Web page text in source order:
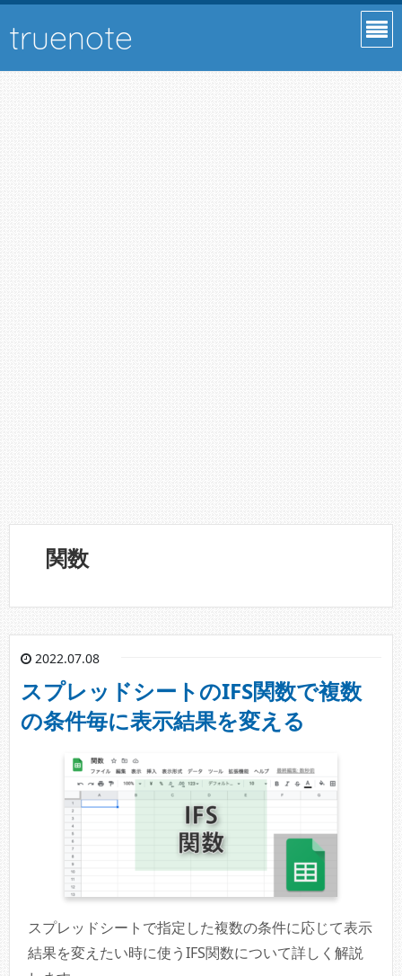
truenote
関数
2022.07.08
スプレッドシートのIFS関数で複数
の条件毎に表示結果を変える
スプレッドシートで指定した複数の条件に応じて表示
結果を変えたい時に使うIFS関数について詳しく解説